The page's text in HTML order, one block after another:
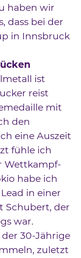
haben wir
dass bei der
in Innsbruck
ist
reist
mit
den
eine Auszeit
fühle ich
Wettkampf-
habe ich
in einer
Schubert, der
war.
30-Jährige
zuletzt